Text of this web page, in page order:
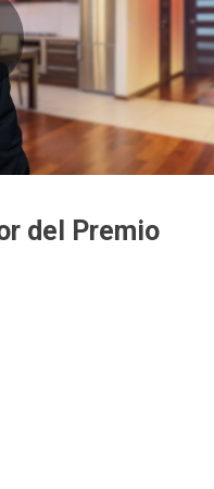
Play
del Premio
via Email